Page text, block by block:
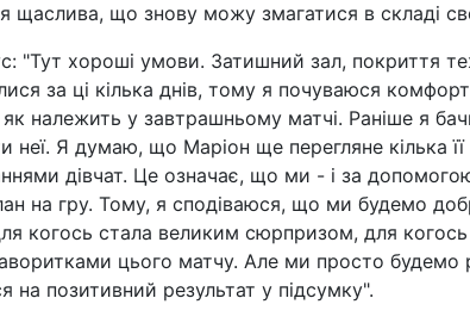
щаслива, що знову можу змагатися в складі
"Тут хороші умови. Затишний зал, покриття
за ці кілька днів, тому я почуваюся
належить у завтрашньому матчі. Раніше я
неї. Я думаю, що Маріон ще перегляне кілька
дівчат. Це означає, що ми - і за
на гру. Тому, я сподіваюся, що ми будемо
когось стала великим сюрпризом, для
цього матчу. Але ми просто
на позитивний результат у підсумку".